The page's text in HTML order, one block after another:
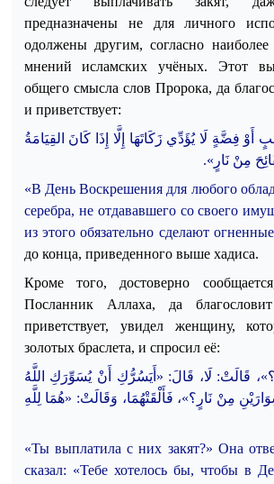
предназначены не для личного
одолжены другим, согласно
мнений исламских учёных. Этот
общего смысла слов Пророка, да
и приветствует:
فِضَّةٍ لَا يُؤَدِّي زَكَاتَهَا إِلَّا إِذَا كَانَ القِيَامَةُ
مِنْ نَارٍ».
«В День Воскрешения для любого
серебра, не отдававшего со своего
из этого обязательно сделают
до конца, приведенного выше хадиса.
Кроме того, достоверно
Посланник Аллаха, да
приветствует, увидел женщину,
золотых браслета, и спросил её:
، قَالَتْ: لَا، قَالَ: «أَيسُرُّكِ أَنْ يُسَوِّرَكِ اللَّهُ
مِنْ نَارٍ ؟»، فَأَلْقَتْهُمَا، وَقَالَتْ: «هُمَا لِلَّهِ
«Ты выплатила с них закят?» Она
сказал: «Тебе хотелось бы, чтобы в